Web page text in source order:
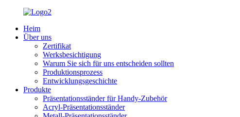
Heim
Über uns
Zertifikat
Werksbesichtigung
Warum Sie sich für uns entscheiden sollten
Produktionsprozess
Entwicklungsgeschichte
Produkte
Präsentationsständer für Handy-Zubehör
Acryl-Präsentationsständer